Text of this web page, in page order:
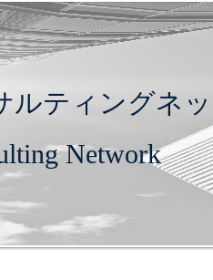
Network
ルティングネ